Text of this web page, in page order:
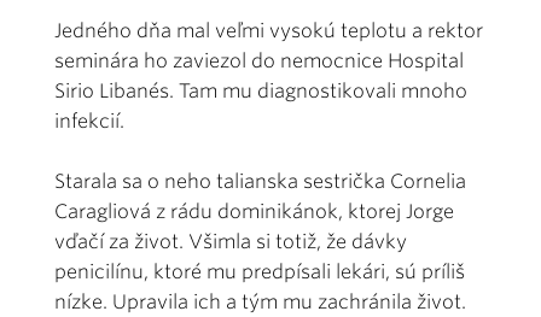
Jedného dňa mal veľmi vysokú teplotu a rektor
seminára ho zaviezol do nemocnice Hospital
Sirio Libanés. Tam mu diagnostikovali mnoho
infekcií.
Starala sa o neho talianska sestrička Cornelia
Caragliová z rádu dominikánok, ktorej Jorge
vďačí za život. Všimla si totiž, že dávky
penicilínu, ktoré mu predpísali lekári, sú príliš
nízke. Upravila ich a tým mu zachránila život.